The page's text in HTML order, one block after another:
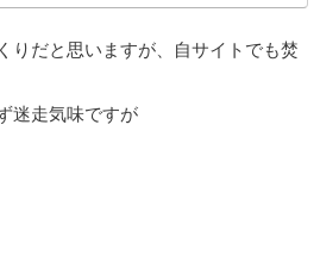
りだと思いますが、自サイトでも焚
迷走気味ですが